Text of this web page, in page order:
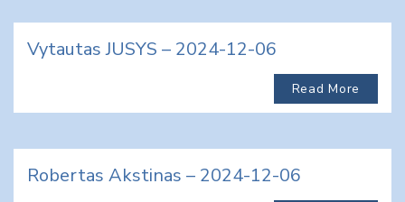
Vytautas JUSYS – 2024-12-06
Read More
Robertas Akstinas – 2024-12-06